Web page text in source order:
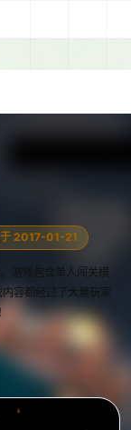
2017-01-21
游戏包含单人闯关模
容都经过了大量玩家